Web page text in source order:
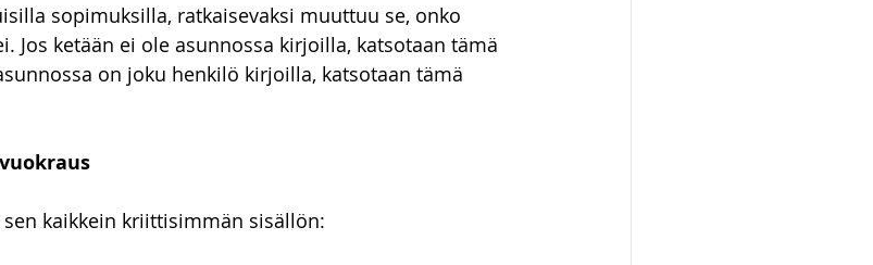
sopimuksilla, ratkaisevaksi muuttuu se, onko
Jos ketään ei ole asunnossa kirjoilla, katsotaan tämä
on joku henkilö kirjoilla, katsotaan tämä
kaikkein kriittisimmän sisällön: